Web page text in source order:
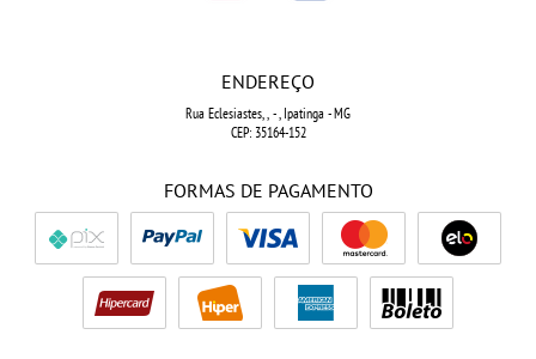
ENDEREÇO
Rua Eclesiastes, , - , Ipatinga -MG
CEP: 35164-152
FORMAS DE PAGAMENTO